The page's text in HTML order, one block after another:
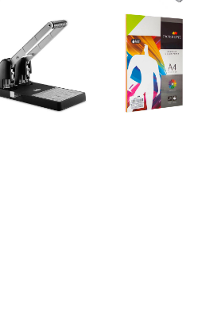
Bấm 2 lổ Kwtrio
952 – 150 tờ
Giấy ford
Paperline A4 5
màu